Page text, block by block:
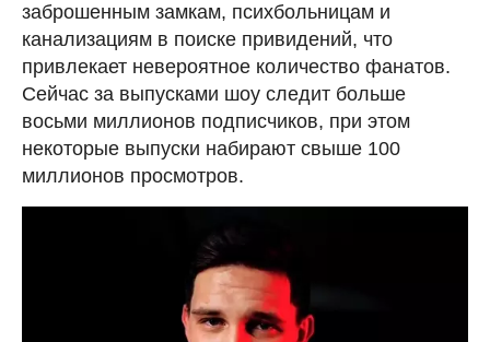
заброшенным замкам, психбольницам и
канализациям в поиске привидений, что
привлекает невероятное количество фанатов.
Сейчас за выпусками шоу следит больше
восьми миллионов подписчиков, при этом
некоторые выпуски набирают свыше 100
миллионов просмотров.